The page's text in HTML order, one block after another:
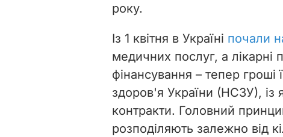
року.
Із 1 квітня в Україні почали
медичних послуг, а
фінансування – тепер
здоров'я України (НСЗУ), із
контракти. Головний
розподіляють залежно від